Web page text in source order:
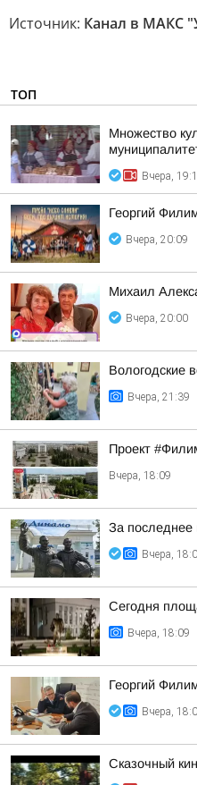
Источник: Канал в МАКС
ТОП
Множество
Вчера,
Георгий
Вчера, 20:09
Михаил
Вчера, 20:00
Вологодские
Вчера, 21:39
Проект
Вчера, 18:09
За последнее
Вчера,
Сегодня
Вчера, 18:09
Георгий
Вчера,
Сказочный